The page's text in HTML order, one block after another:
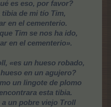
es eso, por favor?
tibia de mi tío Tim,
en el cementerio.
Tim se nos ha ido,
en el cementerio».
«es un hueso robado,
en un agujero?
un lingote de plomo
esta tibia.
a un pobre viejo Troll